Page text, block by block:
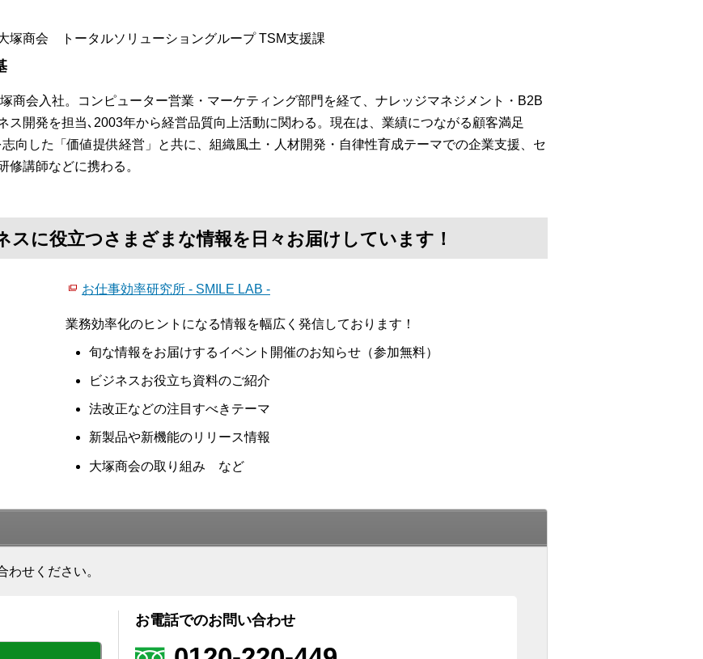
塚商会 トータルソリューショングループ TSM支援課
商会入社。コンピューター営業・マーケティング部門を経て、ナレッジマネジメント・B2B
ス開発を担当､2003年から経営品質向上活動に関わる。現在は、業績につながる顧客満足
志向した「価値提供経営」と共に、組織風土・人材開発・自律性育成テーマでの企業支援、セ
修講師などに携わる。
スに役立つさまざまな情報を日々お届けしています！
お仕事効率研究所 - SMILE LAB -
業務効率化のヒントになる情報を幅広く発信しております！
旬な情報をお届けするイベント開催のお知らせ（参加無料）
ビジネスお役立ち資料のご紹介
法改正などの注目すべきテーマ
新製品や新機能のリリース情報
大塚商会の取り組み など
せください。
お電話でのお問い合わせ